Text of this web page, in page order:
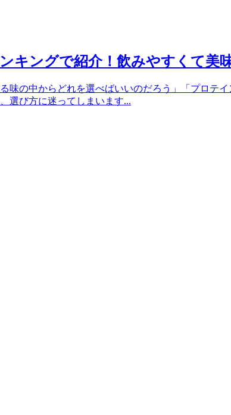
キングで紹介！飲みやすくて美
味の中からどれを選べばいいのだろう」「プロテ
選び方に迷ってしまいます...